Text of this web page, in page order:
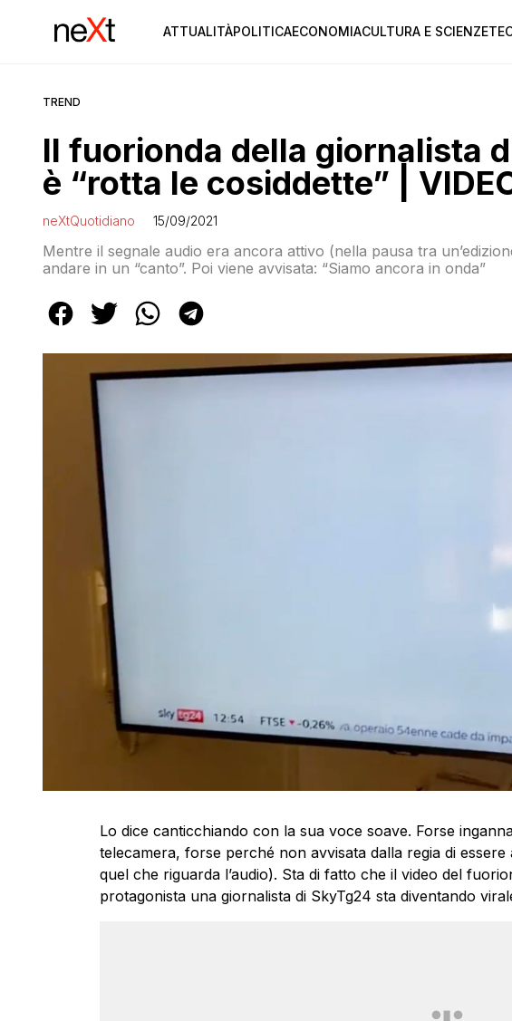
ATTUALITÀPOLITICAECONOMIACULTURA E SCIENZE
TREND
Il fuorionda della giornalista
è “rotta le cosiddette” |
neXtQuotidiano 15/09/2021
Mentre il segnale audio era ancora attivo (nella pausa tra
andare in un “canto”. Poi viene avvisata: “Siamo ancora in onda”
Lo dice canticchiando con la sua voce soave. Forse
telecamera, forse perché non avvisata dalla regia di
quel che riguarda l’audio). Sta di fatto che il video del
protagonista una giornalista di SkyTg24 sta diventando